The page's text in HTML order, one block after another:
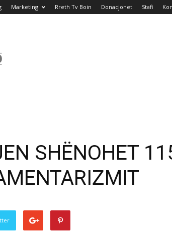
Marketing Rreth Tv Boin Donacjonet Stafi
SHËNOHET